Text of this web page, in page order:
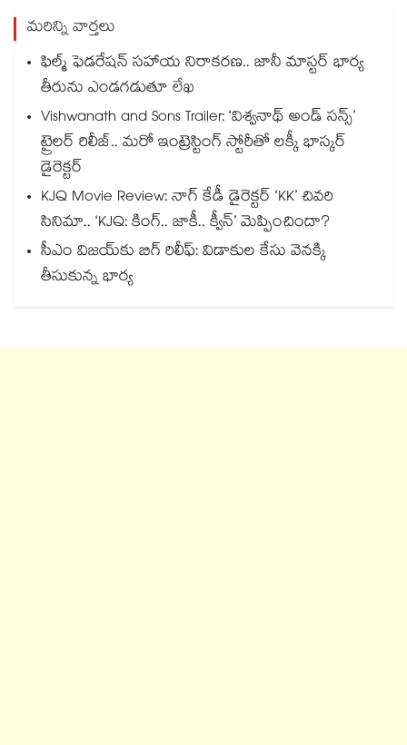
మరిన్ని వార్తలు
ఫిల్మ్ ఫెడరేషన్ సహాయ నిరాకరణ.. జానీ మాస్టర్ భార్య
తీరును ఎండగడుతూ లేఖ
Vishwanath and Sons Trailer: ‘విశ్వనాథ్ అండ్ సన్స్’
ట్రైలర్ రిలీజ్.. మరో ఇంట్రెస్టింగ్ స్టోరీతో లక్కీ భాస్కర్
డైరెక్టర్
KJQ Movie Review: నాగ్ కేడీ డైరెక్టర్ ‘KK’ చివరి
సినిమా.. ‘KJQ: కింగ్.. జాకీ.. క్వీన్’ మెప్పించిందా?
సీఎం విజయ్‎కు బిగ్ రిలీఫ్: విడాకుల కేసు వెనక్కి
తీసుకున్న భార్య